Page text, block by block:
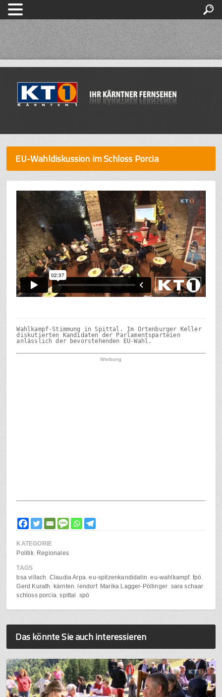
EU-Wahldiskussion im Schloss Porcia
Wahlkampf-Stimmung in Spittal. Im Ortenburger Keller
diskutierten Kandidaten der Parlamentsparteien
anlässlich der bevorstehenden EU-Wahl.
Werbung
KATEGORIE
Politik Regionales
TAGS
bsa villach Claudia Arpa eu-spitzenkandidatin eu-wahlkampf fpö
Gerd Kurath
kärnten lendorf Marika Lagger-Pöllinger sara schaar
schloss porcia spittal spö
Das könnte Sie auch interessieren